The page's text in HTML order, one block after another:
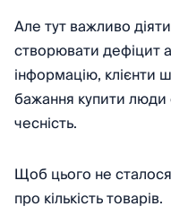
Але тут важливо
створювати дефіцит
інформацію, клієнти
бажання купити люди
чесність.
Щоб цього не
про кількість товарів.